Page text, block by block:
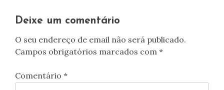
Deixe um comentário
O seu endereço de email não será publicado.
Campos obrigatórios marcados com *
Comentário *